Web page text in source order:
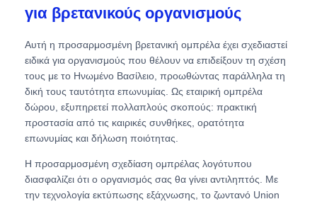
για βρετανικούς οργανισμούς
Αυτή η προσαρμοσμένη βρετανική ομπρέλα έχει σχεδιαστεί
ειδικά για οργανισμούς που θέλουν να επιδείξουν τη σχέση
τους με το Ηνωμένο Βασίλειο, προωθώντας παράλληλα τη
δική τους ταυτότητα επωνυμίας. Ως εταιρική ομπρέλα
δώρου, εξυπηρετεί πολλαπλούς σκοπούς: πρακτική
προστασία από τις καιρικές συνθήκες, ορατότητα
επωνυμίας και δήλωση ποιότητας.
Η προσαρμοσμένη σχεδίαση ομπρέλας λογότυπου
διασφαλίζει ότι ο οργανισμός σας θα γίνει αντιληπτός. Με
την τεχνολογία εκτύπωσης εξάχνωσης, το ζωντανό Union